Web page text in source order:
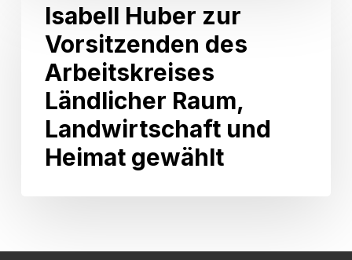
getreten.
Huber
Vorsitzenden
Arbeitskreises
Ländlicher
Landwirtschaft
Isabell Huber zur
Vorsitzenden des
Arbeitskreises
Ländlicher Raum,
Landwirtschaft und
Heimat gewählt